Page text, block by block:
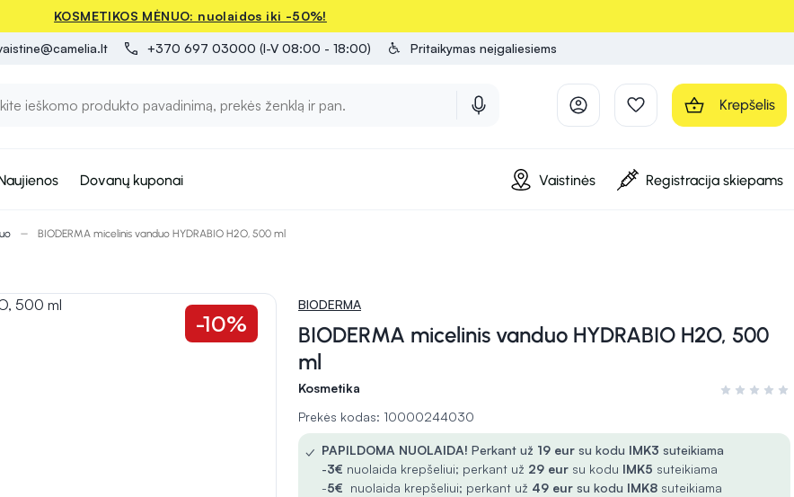
KOSMETIKOS MĖNUO: nuolaidos iki -50%!
+370 697 03000 (I-V 08:00 - 18:00) Pritaikymas neįgaliesiems
Krepšelis
Dovanų kuponai Vaistinės Registracija skiepams
BIODERMA micelinis vanduo HYDRABIO H2O, 500 ml
-10%
BIODERMA
BIODERMA micelinis vanduo HYDRABIO H2O, 500
ml
Kosmetika
Įvertinimas
Prekės kodas: 10000244030
✓ PAPILDOMA NUOLAIDA! Perkant už 19 eur su kodu IMK3 suteikiama
-3€ nuolaida krepšeliui; perkant už 29 eur su kodu IMK5 suteikiama
-5€ nuolaida krepšeliui; perkant už 49 eur su kodu IMK8 suteikiama